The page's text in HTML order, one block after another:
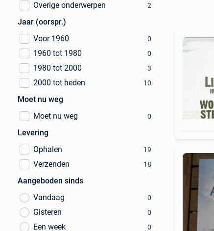
Overige onderwerpen 2
Jaar (oorspr.)
Voor 1960
0
1960 tot 1980 0
1980 tot 2000 3
2000 tot heden 10
Moet nu weg
Moet nu weg
0
Levering
Ophalen
19
Verzenden 18
Aangeboden sinds
Vandaag
0
Gisteren 0
Een week 0